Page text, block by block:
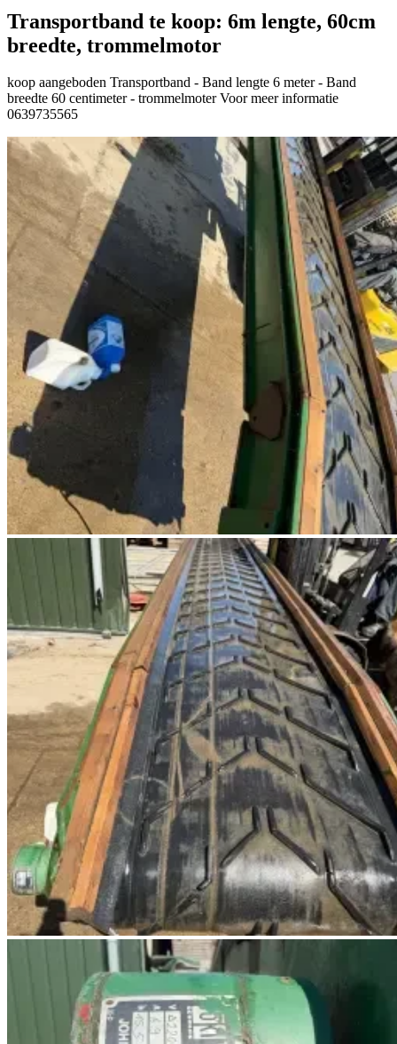
Transportband te koop: 6m lengte, 60cm
breedte, trommelmotor
koop aangeboden Transportband - Band lengte 6 meter - Band
breedte 60 centimeter - trommelmoter Voor meer informatie
0639735565